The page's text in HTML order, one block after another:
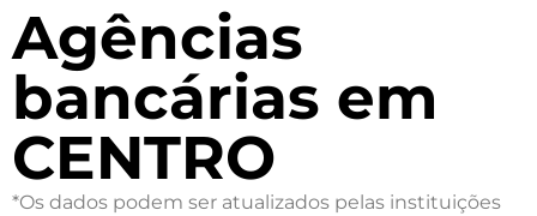
Agências
bancárias em
CENTRO
*Os dados podem ser atualizados pelas instituições